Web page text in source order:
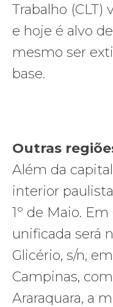
Trabalho (CLT)
e hoje é alvo
mesmo ser
base.
Outras
Além da
interior
1º de Maio.
unificada será
Glicério, s/n,
Campinas,
Araraquara, a